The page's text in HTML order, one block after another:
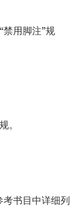
用脚注”规
。
书目中详细列